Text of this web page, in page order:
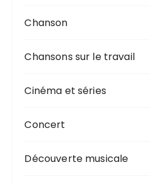
Chanson
Chansons sur le travail
Cinéma et séries
Concert
Découverte musicale